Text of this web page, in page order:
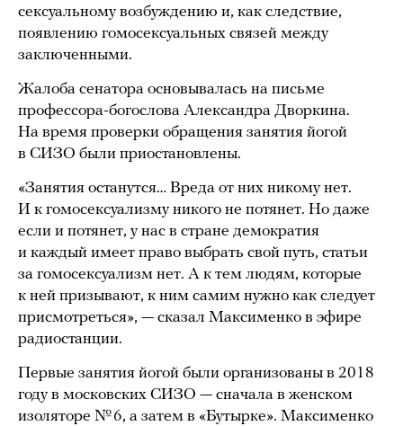
сексуальному возбуждению и, как следствие,
появлению гомосексуальных связей между
заключенными.
Жалоба сенатора основывалась на письме
профессора-богослова Александра Дворкина.
На время проверки обращения занятия йогой
в СИЗО были приостановлены.
«Занятия останутся… Вреда от них никому нет.
И к гомосексуализму никого не потянет. Но даже
если и потянет, у нас в стране демократия
и каждый имеет право выбрать свой путь, статьи
за гомосексуализм нет. А к тем людям, которые
к ней призывают, к ним самим нужно как следует
присмотреться», — сказал Максименко в эфире
радиостанции.
Первые занятия йогой были организованы в 2018
году в московских СИЗО — сначала в женском
изоляторе № 6, а затем в «Бутырке». Максименко